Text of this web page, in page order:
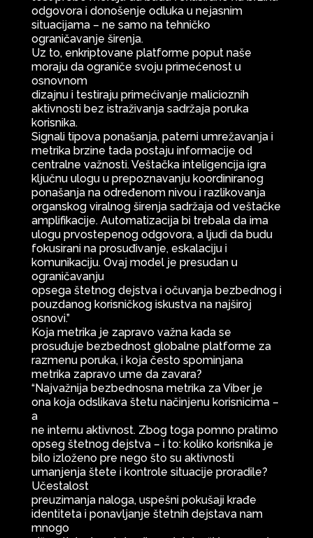
odgovora i donošenje odluka u nejasnim
situacijama – ne samo na tehničko
ograničavanje širenja.
Uz to, enkriptovane platforme poput naše
moraju da ograniče svoju primećenost u
osnovnom
dizajnu i testiraju primećivanje malicioznih
aktivnosti bez istraživanja sadržaja poruka
korisnika.
Signali tipova ponašanja, paterni umrežavanja i
metrika brzine tada postaju informacije od
centralne važnosti. Veštačka inteligencija igra
ključnu ulogu u prepoznavanju koordiniranog
ponašanja na određenom nivou i razlikovanja
organskog viralnog širenja sadržaja od veštačke
amplifikacije. Automatizacija bi trebala da ima
ulogu prvostepenog odgovora, a ljudi da budu
fokusirani na prosuđivanje, eskalaciju i
komunikaciju. Ovaj model je presudan u
ograničavanju
opsega štetnog dejstva i očuvanja bezbednog i
pouzdanog korisničkog iskustva na najširoj
osnovi.”
Koja metrika je zapravo važna kada se
prosuđuje bezbednost globalne platforme za
razmenu poruka, i koja često spominjana
metrika zapravo ume da zavara?
“Najvažnija bezbednosna metrika za Viber je
ona koja odslikava štetu načinjenu korisnicima –
a
ne internu aktivnost. Zbog toga pomno pratimo
opseg štetnog dejstva – i to: koliko korisnika je
bilo izloženo pre nego što su aktivnosti
umanjenja štete i kontrole situacije proradile?
Učestalost
preuzimanja naloga, uspešni pokušaji krađe
identiteta i ponavljanje štetnih dejstava nam
mnogo